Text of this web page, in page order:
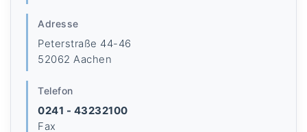
Adresse
Peterstraße 44-46
52062 Aachen
Telefon
0241 - 43232100
Fax